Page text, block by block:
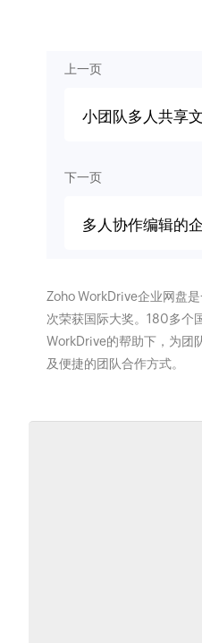
上一页
小团队多人共享
下一页
多人协作编辑的
Zoho WorkDrive企业网盘
次荣获国际大奖。180多个
WorkDrive的帮助下，为团
及便捷的团队合作方式。